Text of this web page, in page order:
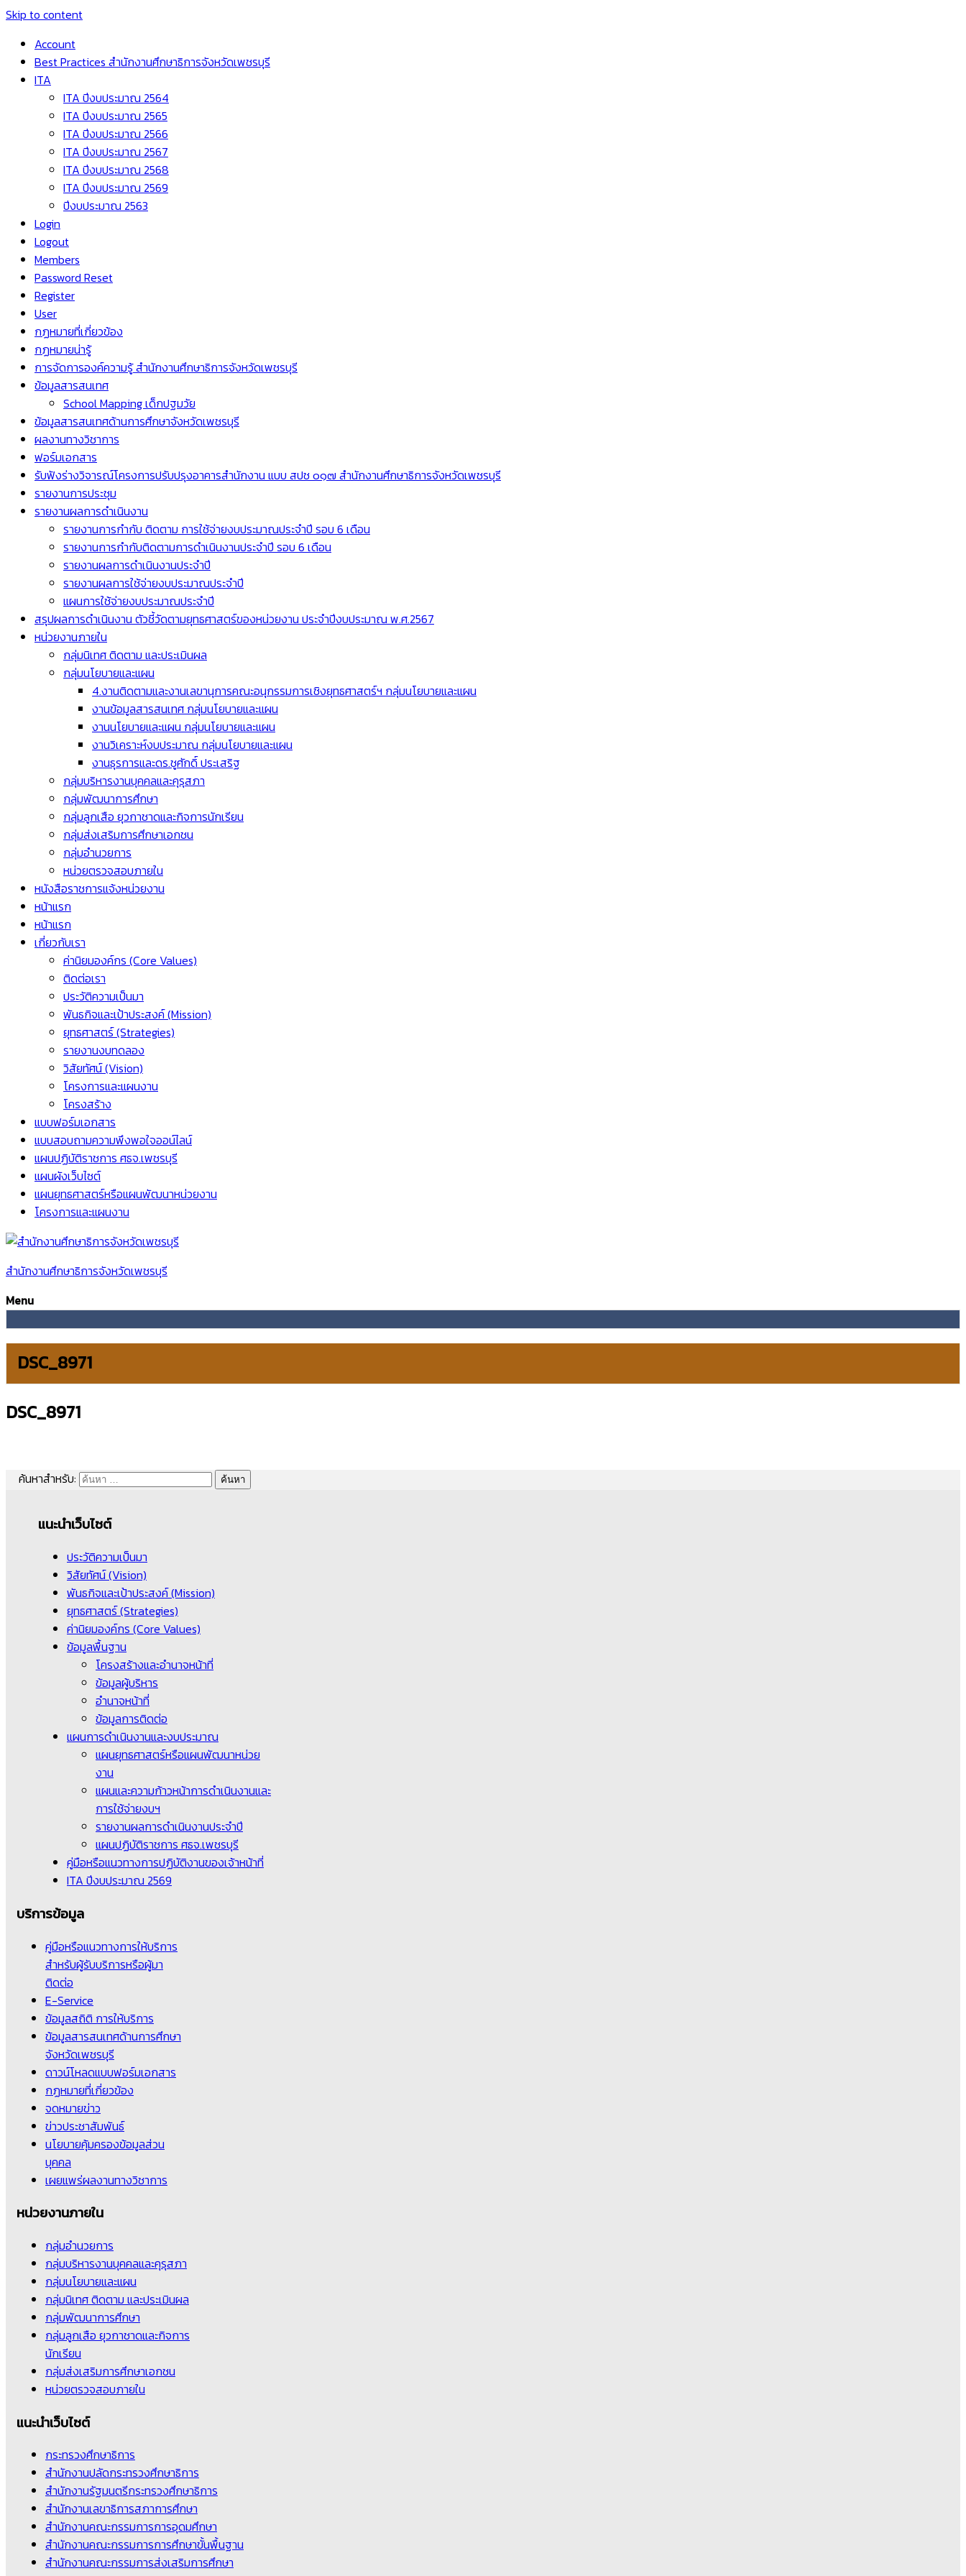
Skip to content
Account
Best Practices สำนักงานศึกษาธิการจังหวัดเพชรบุรี
ITA
ITA ปีงบประมาณ 2564
ITA ปีงบประมาณ 2565
ITA ปีงบประมาณ 2566
ITA ปีงบประมาณ 2567
ITA ปีงบประมาณ 2568
ITA ปีงบประมาณ 2569
ปีงบประมาณ 2563
Login
Logout
Members
Password Reset
Register
User
กฏหมายที่เกี่ยวข้อง
กฏหมายน่ารู้
การจัดการองค์ความรู้ สำนักงานศึกษาธิการจังหวัดเพชรบุรี
ข้อมูลสารสนเทศ
School Mapping เด็กปฐมวัย
ข้อมูลสารสนเทศด้านการศึกษาจังหวัดเพชรบุรี
ผลงานทางวิชาการ
ฟอร์มเอกสาร
รับฟังร่างวิจารณ์โครงการปรับปรุงอาคารสำนักงาน แบบ สปช ๐๑๗ สำนักงานศึกษาธิการจังหวัดเพชรบุรี
รายงานการประชุม
รายงานผลการดำเนินงาน
รายงานการกำกับ ติดตาม การใช้จ่ายงบประมาณประจำปี รอบ 6 เดือน
รายงานการกำกับติดตามการดำเนินงานประจำปี รอบ 6 เดือน
รายงานผลการดำเนินงานประจำปี
รายงานผลการใช้จ่ายงบประมาณประจำปี
แผนการใช้จ่ายงบประมาณประจำปี
สรุปผลการดำเนินงาน ตัวชี้วัดตามยุทธศาสตร์ของหน่วยงาน ประจำปีงบประมาณ พ.ศ.2567
หน่วยงานภายใน
กลุ่มนิเทศ ติดตาม และประเมินผล
กลุ่มนโยบายและแผน
4.งานติดตามและงานเลขานุการคณะอนุกรรมการเชิงยุทธศาสตร์ฯ กลุ่มนโยบายและแผน
งานข้อมูลสารสนเทศ กลุ่มนโยบายและแผน
งานนโยบายและแผน กลุ่มนโยบายและแผน
งานวิเคราะห์งบประมาณ กลุ่มนโยบายและแผน
งานธุรการและดร.ชูศักดิ์ ประเสริฐ
กลุ่มบริหารงานบุคคลและคุรุสภา
กลุ่มพัฒนาการศึกษา
กลุ่มลูกเสือ ยุวกาชาดและกิจการนักเรียน
กลุ่มส่งเสริมการศึกษาเอกชน
กลุ่มอำนวยการ
หน่วยตรวจสอบภายใน
หนังสือราชการแจ้งหน่วยงาน
หน้าแรก
หน้าแรก
เกี่ยวกับเรา
ค่านิยมองค์กร (Core Values)
ติดต่อเรา
ประวัติความเป็นมา
พันธกิจและเป้าประสงค์ (Mission)
ยุทธศาสตร์ (Strategies)
รายงานงบทดลอง
วิสัยทัศน์ (Vision)
โครงการและแผนงาน
โครงสร้าง
แบบฟอร์มเอกสาร
แบบสอบถามความพึงพอใจออน์ไลน์
แผนปฏิบัติราชการ ศธจ.เพชรบุรี
แผนผังเว็บไซต์
แผนยุทธศาสตร์หรือแผนพัฒนาหน่วยงาน
โครงการและแผนงาน
สำนักงานศึกษาธิการจังหวัดเพชรบุรี
Menu
DSC_8971
DSC_8971
ค้นหาสำหรับ:
แนะนำเว็บไซต์
ประวัติความเป็นมา
วิสัยทัศน์ (Vision)
พันธกิจและเป้าประสงค์ (Mission)
ยุทธศาสตร์ (Strategies)
ค่านิยมองค์กร (Core Values)
ข้อมูลพื้นฐาน
โครงสร้างและอำนาจหน้าที่
ข้อมูลผู้บริหาร
อำนาจหน้าที่
ข้อมูลการติดต่อ
แผนการดำเนินงานและงบประมาณ
แผนยุทธศาสตร์หรือแผนพัฒนาหน่วย
งาน
แผนและความก้าวหน้าการดำเนินงานและ
การใช้จ่ายงบฯ
รายงานผลการดำเนินงานประจำปี
แผนปฏิบัติราชการ ศธจ.เพชรบุรี
คู่มือหรือแนวทางการปฏิบัติงานของเจ้าหน้าที่
ITA ปีงบประมาณ 2569
บริการข้อมูล
คู่มือหรือแนวทางการให้บริการ
สำหรับผู้รับบริการหรือผู้มา
ติดต่อ
E-Service
ข้อมูลสถิติ การให้บริการ
ข้อมูลสารสนเทศด้านการศึกษา
จังหวัดเพชรบุรี
ดาวน์โหลดแบบฟอร์มเอกสาร
กฏหมายที่เกี่ยวข้อง
จดหมายข่าว
ข่าวประชาสัมพันธ์
นโยบายคุ้มครองข้อมูลส่วน
บุคคล
เผยแพร่ผลงานทางวิชาการ
หน่วยงานภายใน
กลุ่มอำนวยการ
กลุ่มบริหารงานบุคคลและคุรุสภา
กลุ่มนโยบายและแผน
กลุ่มนิเทศ ติดตาม และประเมินผล
กลุ่มพัฒนาการศึกษา
กลุ่มลูกเสือ ยุวกาชาดและกิจการ
นักเรียน
กลุ่มส่งเสริมการศึกษาเอกชน
หน่วยตรวจสอบภายใน
แนะนำเว็บไซต์
กระทรวงศึกษาธิการ
สำนักงานปลัดกระทรวงศึกษาธิการ
สำนักงานรัฐมนตรีกระทรวงศึกษาธิการ
สำนักงานเลขาธิการสภาการศึกษา
สำนักงานคณะกรรมการการอุดมศึกษา
สำนักงานคณะกรรมการการศึกษาขั้นพื้นฐาน
สำนักงานคณะกรรมการส่งเสริมการศึกษา